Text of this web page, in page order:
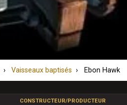
Vaisseaux baptisés Ebon Hawk
CONSTRUCTEUR/PRODUCTEUR